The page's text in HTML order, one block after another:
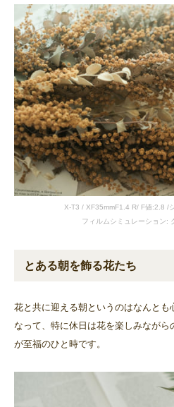
X-T3 / XF35mmF1.4 R/ F値:2.8 /
フィルムシミュレーション:
とある朝を飾る花たち
花と共に迎える朝というのはなんとも
なって、特に休日は花を楽しみながら
が至福のひと時です。